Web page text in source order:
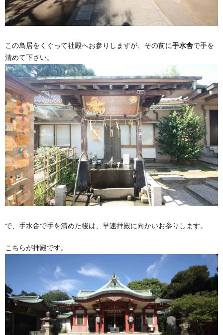
この鳥居をくぐって社殿へお参りしますが、その前に手水舎で手を
清めて下さい。
で、手水舎で手を清めた後は、早速拝殿に向かいお参りします。
こちらが拝殿です。